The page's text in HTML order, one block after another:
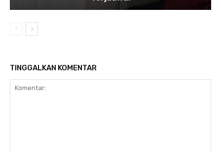
TINGGALKAN KOMENTAR